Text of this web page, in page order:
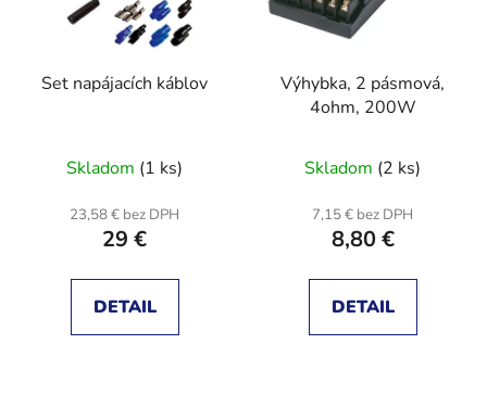
Set napájacích káblov
Skladom (1 ks)
23,58 € bez DPH
29 €
DETAIL
Výhybka, 2 pásmová,
4ohm, 200W
Skladom (2 ks)
7,15 € bez DPH
8,80 €
DETAIL